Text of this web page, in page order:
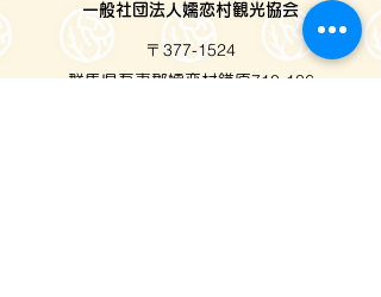
一般社団法人嬬恋村観光協会
〒377-1524
群馬県吾妻郡嬬恋村鎌原710-136